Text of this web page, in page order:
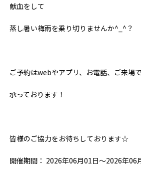
献血をして
蒸し暑い梅雨を乗り切りませんか^_^？
ご予約はwebやアプリ、お電話、ご来場
承っております！
皆様のご協力をお待ちしております☆
開催期間： 2026年06月01日～2026年06